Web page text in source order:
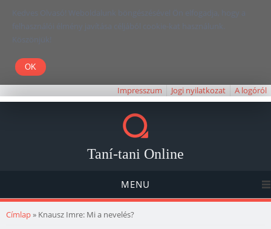
Kedves Olvasó! Weboldalunk böngészésével Ön elfogadja, hogy a
felhasználói élmény javítása céljából cookie-kat használunk.
Köszönjük!
Impresszum Jogi nyilatkozat A logóról
Taní-tani Online
MENU
Jelenlegi hely
Címlap» Knausz Imre: Mi a nevelés?